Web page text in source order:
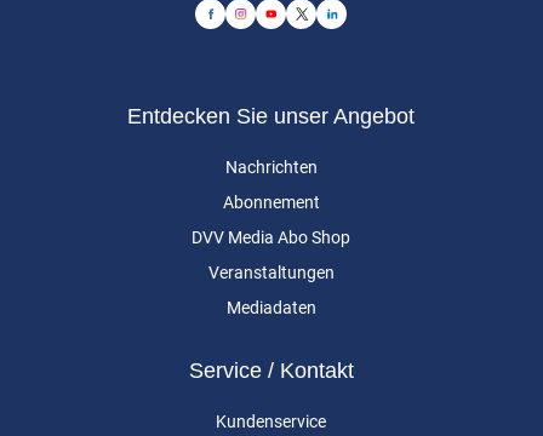
Entdecken Sie unser Angebot
Nachrichten
Abonnement
DVV Media Abo Shop
Veranstaltungen
Mediadaten
Service / Kontakt
Kundenservice